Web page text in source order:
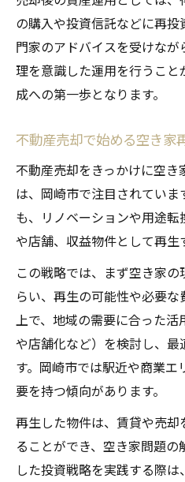
の購入や投資信託などに再
門家のアドバイスを受けな
理を意識した運用を行うこ
成への第一歩となります。
不動産売却で始める空き家
不動産売却をきっかけに空
は、岡崎市で注目されてい
も、リノベーションや用途
や店舗、収益物件として再生
この戦略では、まず空き家
らい、再生の可能性や必要
上で、地域の需要に合った
や店舗化など）を検討し、最
す。岡崎市では駅近や商業
要を持つ傾向があります。
再生した物件は、賃貸や売
ることができ、空き家問題の
した投資戦略を実践する際